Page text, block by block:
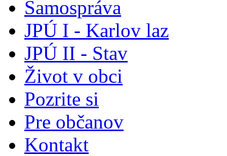
Samospráva
JPÚ I - Karlov laz
JPÚ II - Stav
Život v obci
Pozrite si
Pre občanov
Kontakt